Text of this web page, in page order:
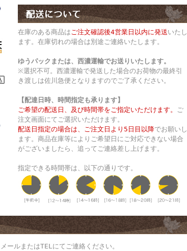
在庫のある商品はご注文確認後4営業日以内に発送いたし
ます。在庫切れの場合は別途ご連絡いたします。
ゆうパックまたは、西濃運輸でお送りいたします。
※選択不可。西濃運輸で発送した場合のお荷物の最終引
き渡しは佐川急便となりますのでご了承ください。
【配達日時、時間指定も承ります】
ご希望の配送日、及び時間帯をご指定いただけます。 ご
注文画面にてご選択いただけます。
配送日指定の場合は、ご注文日より5日目以降でお願いし
ます。商品在庫等によりご希望日にご対応できない場合
がございましたら、追ってご連絡差し上げます。
指定できる時間帯は、以下の通りです。
ールまたはTELにてご連絡ください。